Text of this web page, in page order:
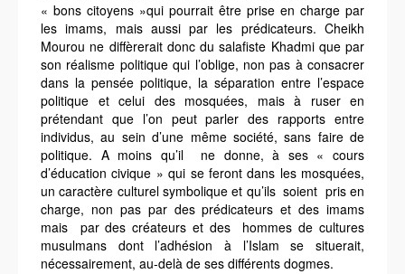
« bons citoyens »qui pourrait être prise en charge par
les imams, mais aussi par les prédicateurs. Cheikh
Mourou ne diffèrerait donc du salafiste Khadmi que par
son réalisme politique qui l’oblige, non pas à consacrer
dans la pensée politique, la séparation entre l’espace
politique et celui des mosquées, mais à ruser en
prétendant que l’on peut parler des rapports entre
individus, au sein d’une même société, sans faire de
politique. A moins qu’il ne donne, à ses « cours
d’éducation civique » qui se feront dans les mosquées,
un caractère culturel symbolique et qu’ils soient pris en
charge, non pas par des prédicateurs et des imams
mais par des créateurs et des hommes de cultures
musulmans dont l’adhésion à l’Islam se situerait,
nécessairement, au-delà de ses différents dogmes.